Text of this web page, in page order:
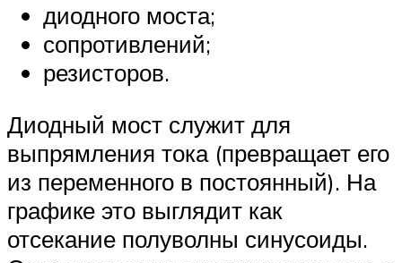
диодного моста;
сопротивлений;
резисторов.
Диодный мост служит для
выпрямления тока (превращает его
из переменного в постоянный). На
графике это выглядит как
отсекание полуволны синусоиды.